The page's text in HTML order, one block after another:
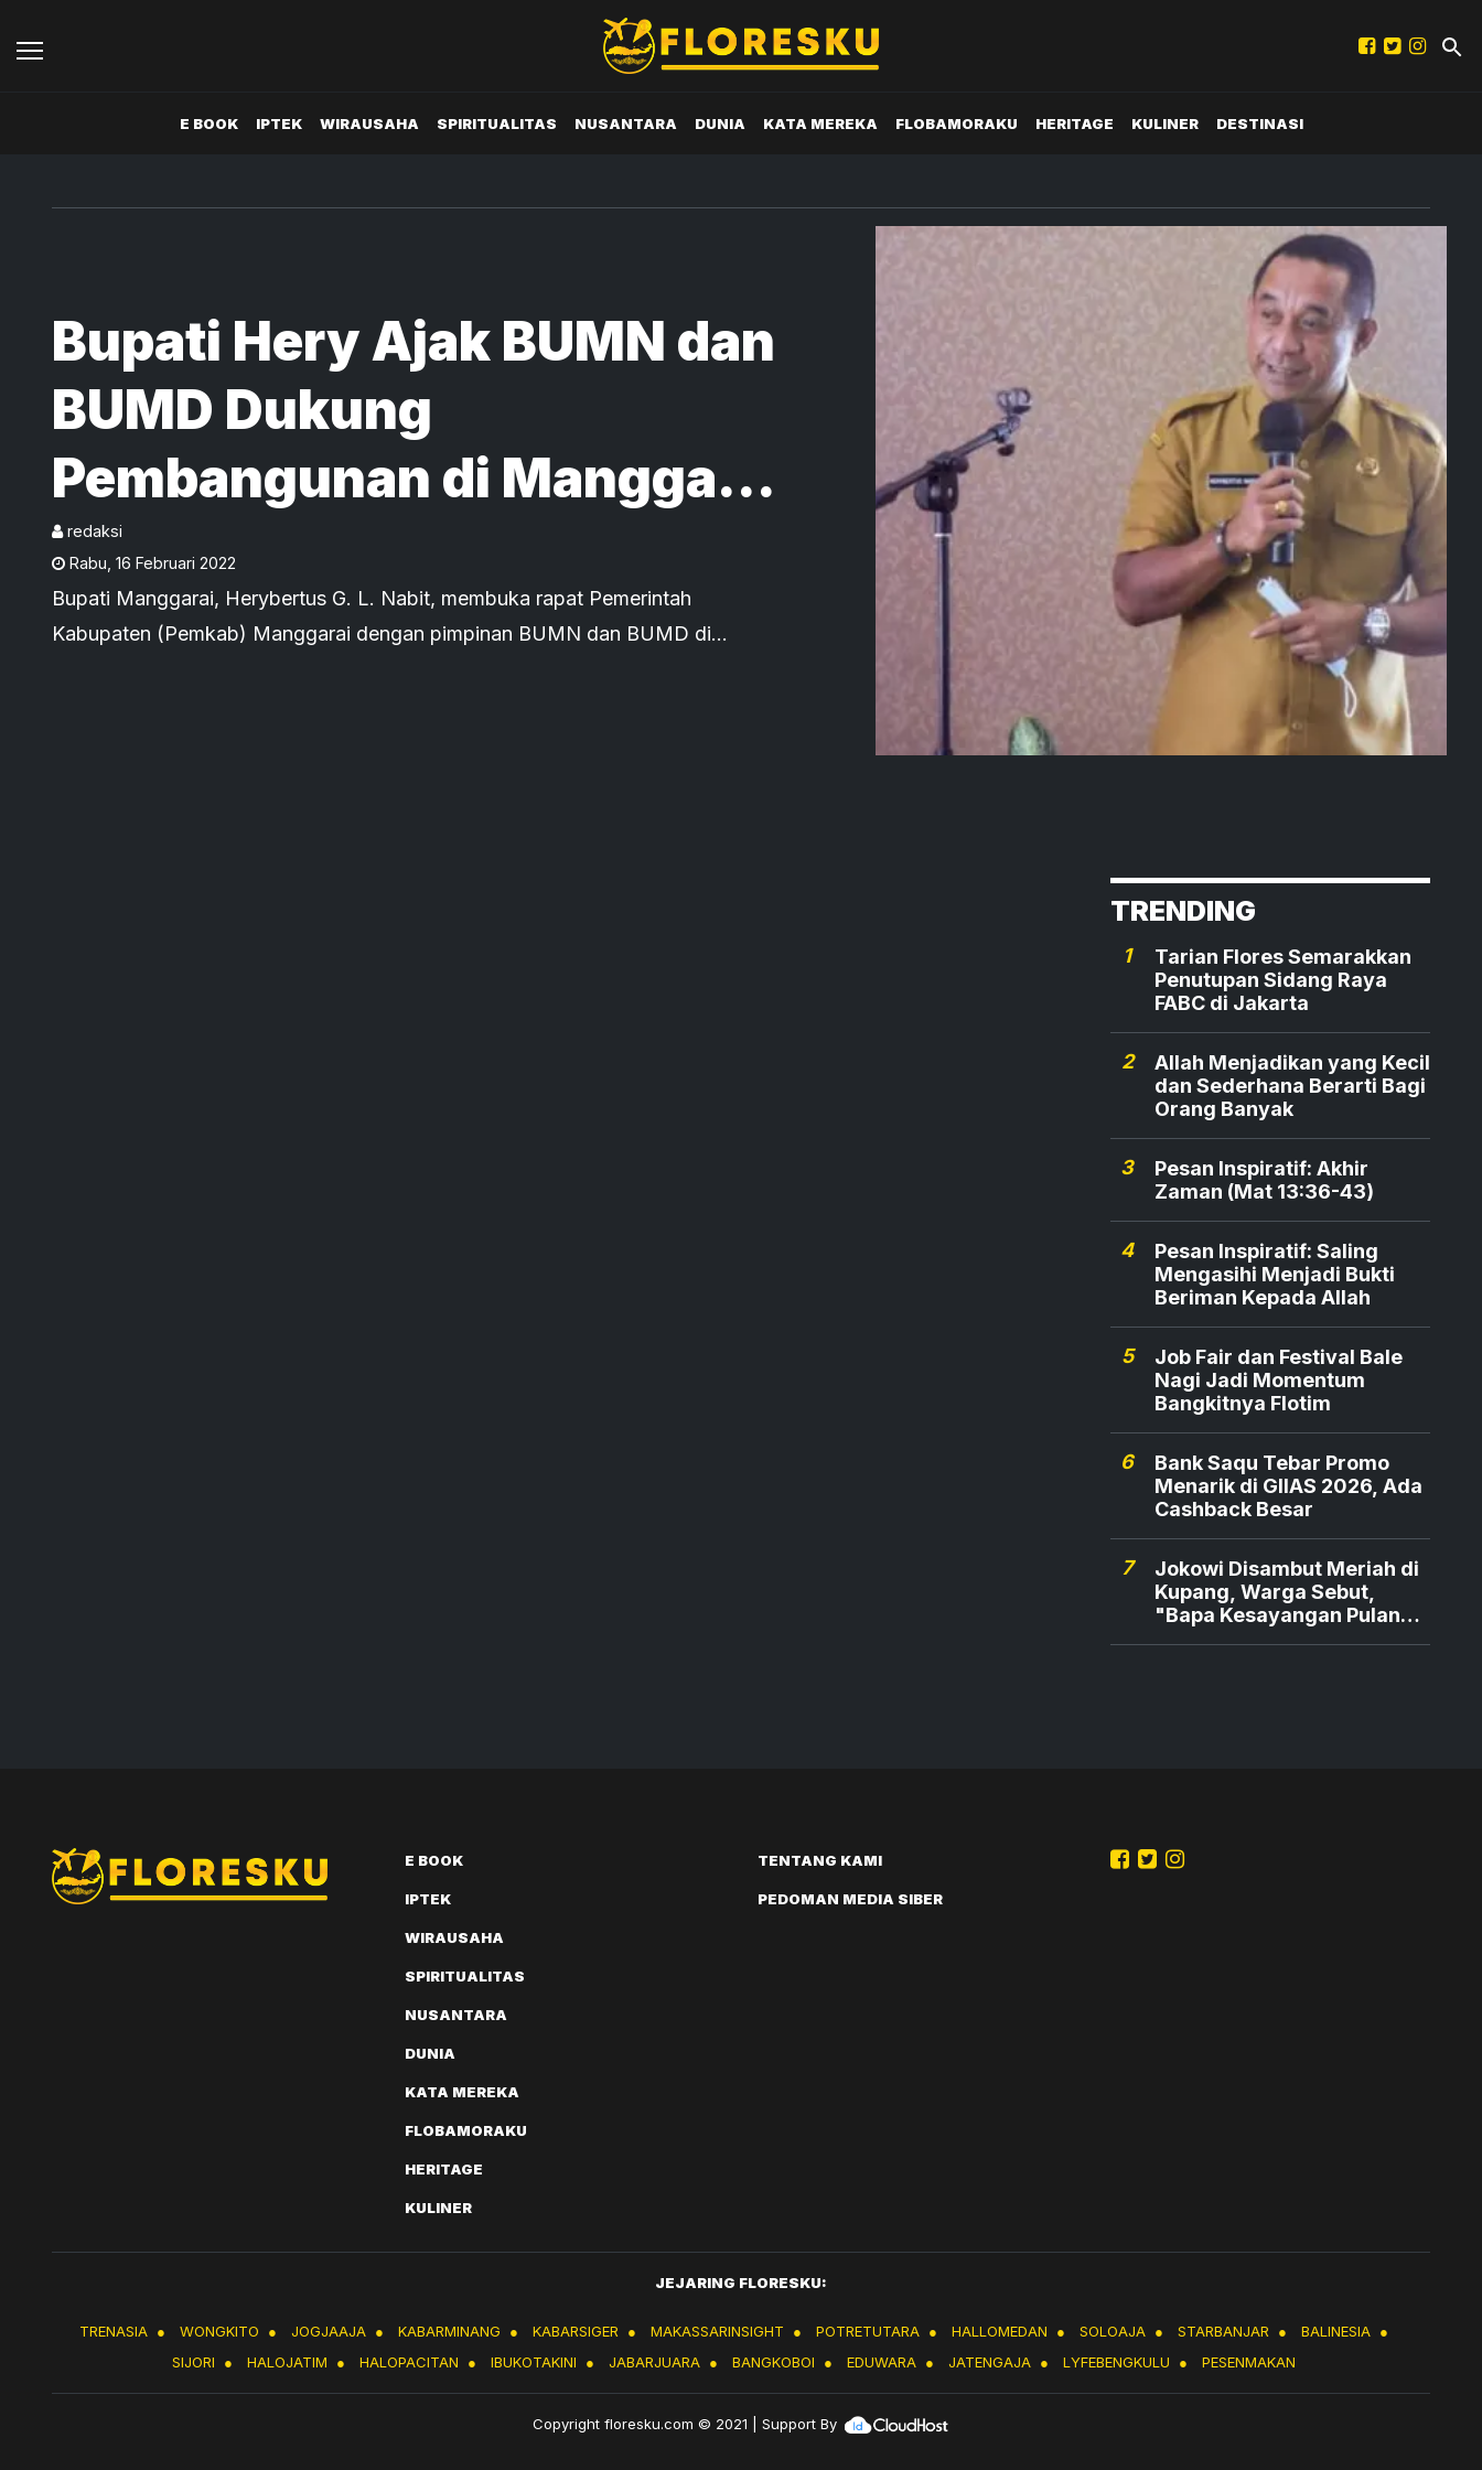
E BOOK IPTEK WIRAUSAHA SPIRITUALITAS NUSANTARA DUNIA KATA MEREKA FLOBAMORAKU HERITAGE KULINER DESTINASI
Bupati Hery Ajak BUMN dan
BUMD Dukung
Pembangunan di Manggarai
Lewat Program CSR
redaksi
Rabu 16 Februari 2022
Bupati Manggarai, Herybertus G. L. Nabit, membuka rapat Pemerintah
Kabupaten (Pemkab) Manggarai dengan pimpinan BUMN dan BUMD di
TRENDING
1
Tarian Flores Semarakkan
Penutupan Sidang Raya
FABC di Jakarta
2
Allah Menjadikan yang Kecil
dan Sederhana Berarti Bagi
Orang Banyak
3
Pesan Inspiratif: Akhir
Zaman (Mat 13:36-43)
4
Pesan Inspiratif: Saling
Mengasihi Menjadi Bukti
Beriman Kepada Allah
5
Job Fair dan Festival Bale
Nagi Jadi Momentum
Bangkitnya Flotim
6
Bank Saqu Tebar Promo
Menarik di GIIAS 2026, Ada
Cashback Besar
7
Jokowi Disambut Meriah di
Kupang, Warga Sebut,
"Bapa Kesayangan Pulang
Kampung"
E BOOK
IPTEK
WIRAUSAHA
SPIRITUALITAS
NUSANTARA
DUNIA
KATA MEREKA
FLOBAMORAKU
HERITAGE
KULINER
TENTANG KAMI
PEDOMAN MEDIA SIBER
JEJARING FLORESKU:
TRENASIA ● WONGKITO ● JOGJAAJA ● KABARMINANG ● KABARSIGER ● MAKASSARINSIGHT ● POTRETUTARA ● HALLOMEDAN ● SOLOAJA ● STARBANJAR ● BALINESIA ●
SIJORI
● HALOJATIM ● HALOPACITAN ● IBUKOTAKINI ● JABARJUARA ● BANGKOBOI ● EDUWARA ● JATENGAJA ● LYFEBENGKULU ● PESENMAKAN
Copyrightfloresku.com © 2021 | Support By